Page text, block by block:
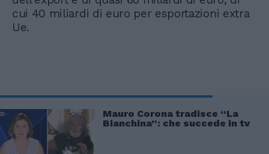
cui 40 miliardi di euro per esportazioni extra
Ue.
Mauro Corona tradisce “La
Bianchina”: che succede in tv